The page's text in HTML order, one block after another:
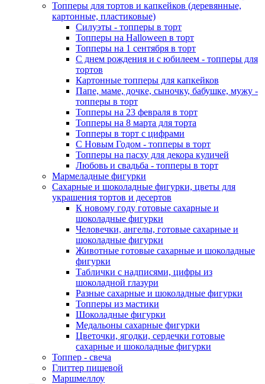
Топперы для тортов и капкейков (деревянные,
картонные, пластиковые)
Силуэты - топперы в торт
Топперы на Halloween в торт
Топперы на 1 сентября в торт
С днем рождения и с юбилеем - топперы для
тортов
Картонные топперы для капкейков
Папе, маме, дочке, сыночку, бабушке, мужу -
топперы в торт
Топперы на 23 февраля в торт
Топперы на 8 марта для торта
Топперы в торт с цифрами
С Новым Годом - топперы в торт
Топперы на пасху для декора куличей
Любовь и свадьба - топперы в торт
Мармеладные фигурки
Сахарные и шоколадные фигурки, цветы для
украшения тортов и десертов
К новому году готовые сахарные и
шоколадные фигурки
Человечки, ангелы, готовые сахарные и
шоколадные фигурки
Животные готовые сахарные и шоколадные
фигурки
Таблички с надписями, цифры из
шоколадной глазури
Разные сахарные и шоколадные фигурки
Топперы из мастики
Шоколадные фигурки
Медальоны сахарные фигурки
Цветочки, ягодки, сердечки готовые
сахарные и шоколадные фигурки
Топпер - свеча
Глиттер пищевой
Маршмеллоу